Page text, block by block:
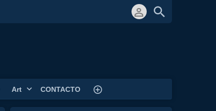
Art CONTACTO